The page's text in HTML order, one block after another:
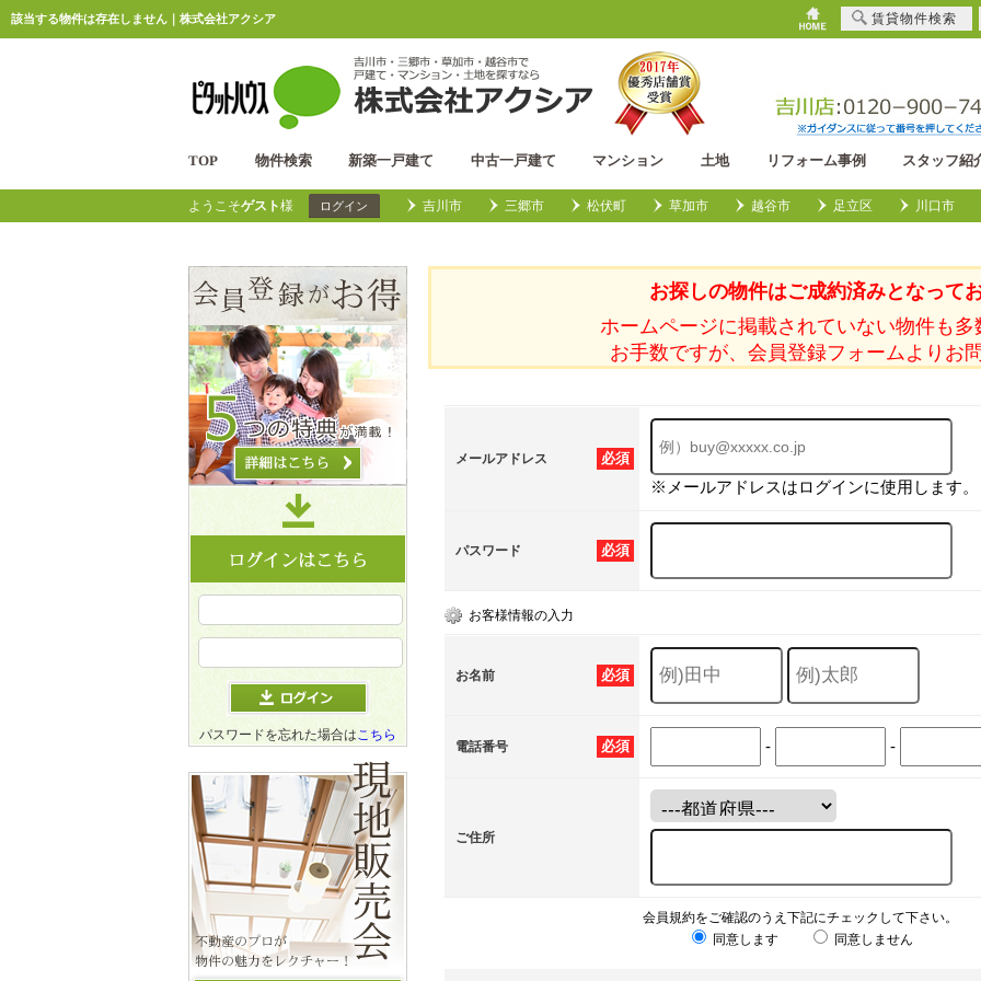
該当する物件は存在しません｜株式会社アクシア
TOP 物件検索 新築一戸建て 中古一戸建て マンション 土地 リフォーム事例 スタッフ紹
ようこそゲスト様 ログイン 吉川市 三郷市 松伏町 草加市 越谷市 足立区 川口市
お探しの物件はご成約済みとなってお
ホームページに掲載されていない物件も多
お手数ですが、会員登録フォームよりお
必須
メールアドレス
※メールアドレスはログインに使用します。
必須
パスワード
お客様情報の入力
必須
お名前
必須
電話番号 - -
ご住所
会員規約をご確認のうえ下記にチェックして下さい。
同意します
同意しません
パスワードを忘れた場合はこちら
賃貸物件検索